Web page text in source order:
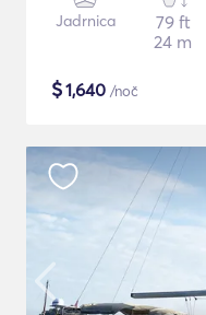
Jadrnica
79 ft
24 m
$1,640 /noč